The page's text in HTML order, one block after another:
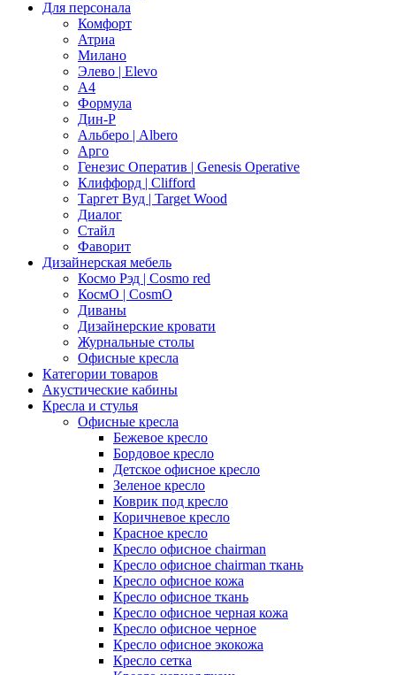
Для персонала
Комфорт
Атриа
Милано
Элево | Elevo
А4
Формула
Дин-Р
Альберо | Albero
Арго
Генезис Оператив | Genesis Operative
Клиффорд | Clifford
Таргет Вуд | Target Wood
Диалог
Стайл
Фаворит
Дизайнерская мебель
Космо Рэд | Cosmo red
КосмО | CosmO
Диваны
Дизайнерские кровати
Журнальные столы
Офисные кресла
Категории товаров
Акустические кабины
Кресла и стулья
Офисные кресла
Бежевое кресло
Бордовое кресло
Детское офисное кресло
Зеленое кресло
Коврик под кресло
Коричневое кресло
Красное кресло
Кресло офисное chairman
Кресло офисное chairman ткань
Кресло офисное кожа
Кресло офисное ткань
Кресло офисное черная кожа
Кресло офисное черное
Кресло офисное экокожа
Кресло сетка